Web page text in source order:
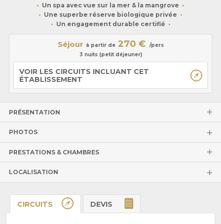
Un spa avec vue sur la mer & la mangrove
Une superbe réserve biologique privée
Un engagement durable certifié
Séjour à partir de 270 €
/pers
3 nuits (petit déjeuner)
VOIR LES CIRCUITS INCLUANT CET
ÉTABLISSEMENT
PRÉSENTATION
PHOTOS
PRESTATIONS & CHAMBRES
LOCALISATION
CIRCUITS DEVIS